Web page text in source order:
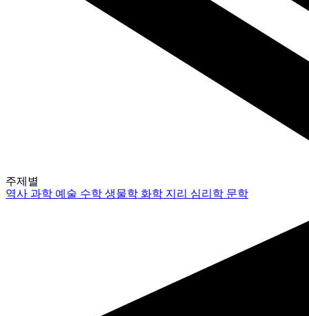
주제별
역사과학 예술 수학생물학 화학 지리 심리학 문학